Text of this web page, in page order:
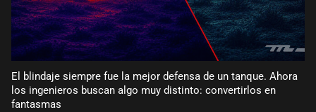
El blindaje siempre fue la mejor defensa de un tanque. Ahora
los ingenieros buscan algo muy distinto: convertirlos en
fantasmas